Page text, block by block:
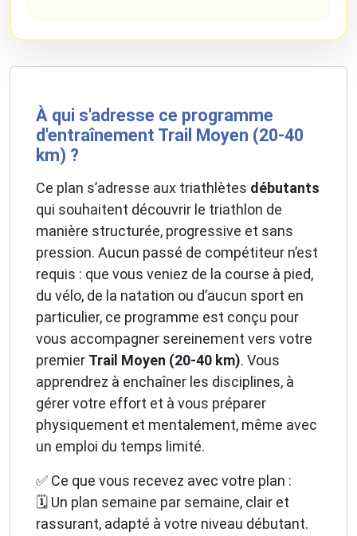
À qui s'adresse ce programme
d'entraînement Trail Moyen (20-40
km) ?
Ce plan s’adresse aux triathlètes débutants
qui souhaitent découvrir le triathlon de
manière structurée, progressive et sans
pression. Aucun passé de compétiteur n’est
requis : que vous veniez de la course à pied,
du vélo, de la natation ou d’aucun sport en
particulier, ce programme est conçu pour
vous accompagner sereinement vers votre
premier Trail Moyen (20-40 km). Vous
apprendrez à enchaîner les disciplines, à
gérer votre effort et à vous préparer
physiquement et mentalement, même avec
un emploi du temps limité.
✅ Ce que vous recevez avec votre plan :
🗓️ Un plan semaine par semaine, clair et
rassurant, adapté à votre niveau débutant.